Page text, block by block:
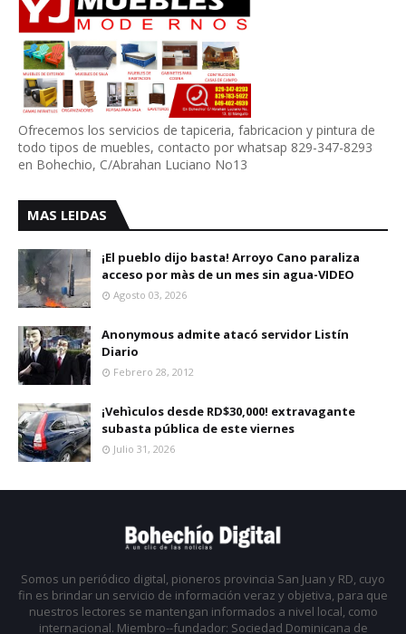
Ofrecemos los servicios de tapiceria, fabricacion y pintura de
todo tipos de muebles, contacto por whatsap 829-347-8293
en Bohechio, C/Abrahan Luciano No13
MAS LEIDAS
¡El pueblo dijo basta! Arroyo Cano paraliza
acceso por màs de un mes sin agua-VIDEO
Agosto 03, 2026
Anonymous admite atacó servidor Listín
Diario
Febrero 28, 2012
¡Vehìculos desde RD$30,000! extravagante
subasta pública de este viernes
Julio 31, 2026
Somos un periódico digital, pioneros provincia San Juan y RD, cuyo
fin es brindar un servicio de información veraz y objetiva, para que
nuestros lectores se mantengan informados a nivel local, como
internacional. Miembro--fundador: Sociedad Dominicana de